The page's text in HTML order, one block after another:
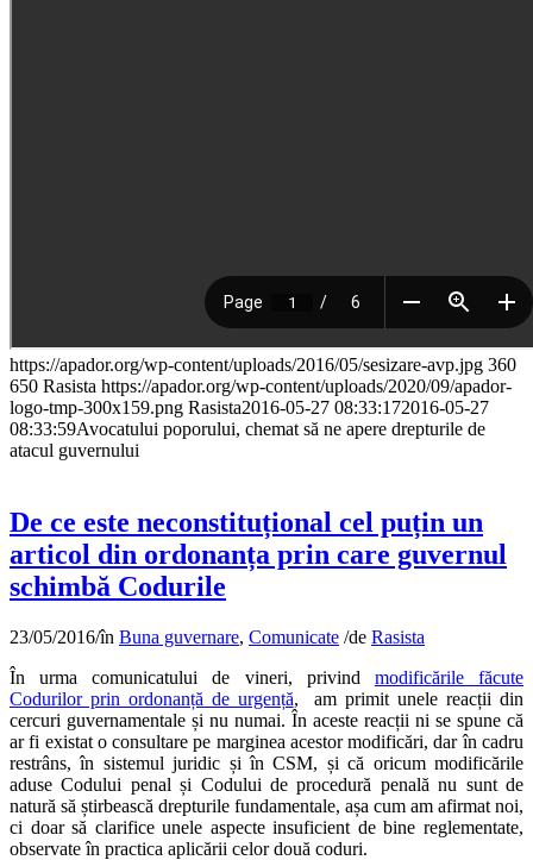
https://apador.org/wp-content/uploads/2016/05/sesizare-avp.jpg 360
650 Rasista https://apador.org/wp-content/uploads/2020/09/apador-
logo-tmp-300x159.png Rasista2016-05-27 08:33:172016-05-27
08:33:59Avocatului poporului, chemat să ne apere drepturile de
atacul guvernului
De ce este neconstituțional cel puțin un
articol din ordonanța prin care guvernul
schimbă Codurile
23/05/2016/în Buna guvernare, Comunicate /de Rasista
În urma comunicatului de vineri, privind modificările făcute
Codurilor prin ordonanță de urgență, am primit unele reacții din
cercuri guvernamentale și nu numai. În aceste reacții ni se spune că
ar fi existat o consultare pe marginea acestor modificări, dar în cadru
restrâns, în sistemul juridic și în CSM, și că oricum modificările
aduse Codului penal și Codului de procedură penală nu sunt de
natură să știrbească drepturile fundamentale, așa cum am afirmat noi,
ci doar să clarifice unele aspecte insuficient de bine reglementate,
observate în practica aplicării celor două coduri.